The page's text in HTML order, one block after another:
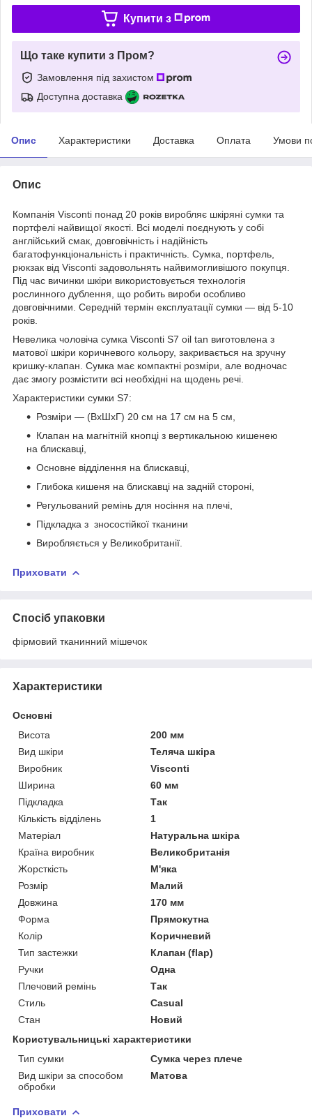
Купити з
Що таке купити з Пром?
Замовлення під захистом
Доступна доставка
Опис Характеристики Доставка Оплата Умови
Опис
Компанія Visconti понад 20 років виробляє шкіряні сумки та
портфелі найвищої якості. Всі моделі поєднують у собі
англійський смак, довговічність і надійність
багатофункціональність і практичність. Сумка, портфель,
рюкзак від Visconti задовольнять найвимогливішого покупця.
Під час вичинки шкіри використовується технологія
рослинного дублення, що робить вироби особливо
довговічними. Середній термін експлуатації сумки — від 5-10
років.
Невелика чоловіча сумка Visconti S7 oil tan виготовлена з
матової шкіри коричневого кольору, закривається на зручну
кришку-клапан. Сумка має компактні розміри, але водночас
дає змогу розмістити всі необхідні на щодень речі.
Характеристики сумки S7:
Розміри — (ВхШхГ) 20 см на 17 см на 5 см,
Клапан на магнітній кнопці з вертикальною кишенею
на блискавці,
Основне відділення на блискавці,
Глибока кишеня на блискавці на задній стороні,
Регульований ремінь для носіння на плечі,
Підкладка з зносостійкої тканини
Виробляється у Великобританії.
Приховати
Спосіб упаковки
фірмовий тканинний мішечок
Характеристики
Основні
Висота
200 мм
Вид шкіри
Теляча шкіра
Виробник
Visconti
Ширина
60 мм
Підкладка
Так
Кількість відділень
1
Матеріал
Натуральна шкіра
Країна виробник
Великобританія
Жорсткість
М'яка
Розмір
Малий
Довжина
170 мм
Форма
Прямокутна
Колір
Коричневий
Тип застежки
Клапан (flap)
Ручки
Одна
Плечовий ремінь
Так
Стиль
Casual
Стан
Новий
Користувальницькі характеристики
Тип сумки
Сумка через плече
Вид шкіри за способом
обробки
Матова
Приховати